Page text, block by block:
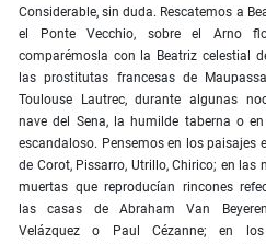
Considerable, sin duda. Rescatemos a
el Ponte Vecchio, sobre el Arno
comparémosla con la Beatriz celestial
las prostitutas francesas de
Toulouse Lautrec, durante algunas
nave del Sena, la humilde taberna o
escandaloso. Pensemos en los paisajes
de Corot, Pissarro, Utrillo, Chirico; en las
muertas que reproducían rincones
las casas de Abraham Van
Velázquez o Paul Cézanne; en los